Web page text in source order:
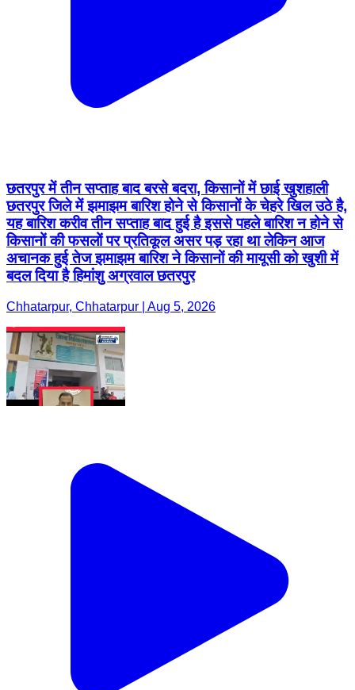
छतरपुर में तीन सप्ताह बाद बरसे बदरा, किसानों में छाई खुशहाली
छतरपुर जिले में झमाझम बारिश होने से किसानों के चेहरे खिल उठे है,
यह बारिश करीव तीन सप्ताह बाद हुई है इससे पहले बारिश न होने से
किसानों की फसलों पर प्रतिकूल असर पड़ रहा था लेकिन आज
अचानक हुई तेज झमाझम बारिश ने किसानों की मायूसी को खुशी में
बदल दिया है हिमांशु अग्रवाल छतरपुर
Chhatarpur, Chhatarpur | Aug 5, 2026